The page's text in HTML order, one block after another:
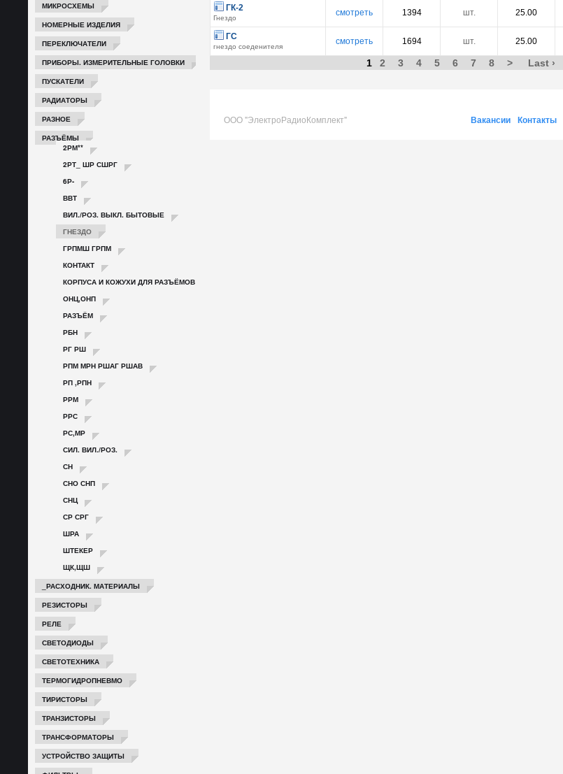
МИКРОСХЕМЫ
НОМЕРНЫЕ ИЗДЕЛИЯ
ПЕРЕКЛЮЧАТЕЛИ
ПРИБОРЫ. ИЗМЕРИТЕЛЬНЫЕ ГОЛОВКИ
ПУСКАТЕЛИ
РАДИАТОРЫ
РАЗНОЕ
РАЗЪЁМЫ
2РМ**
2РТ_ ШР СШРГ
6Р-
ВВТ
ВИЛ./РОЗ. ВЫКЛ. БЫТОВЫЕ
ГНЕЗДО
ГРПМШ ГРПМ
КОНТАКТ
КОРПУСА И КОЖУХИ ДЛЯ РАЗЪЁМОВ
ОНЦ,ОНП
РАЗЪЁМ
РБН
РГ РШ
РПМ МРН РШАГ РШАВ
РП ,РПН
РРМ
РРС
РС,МР
СИЛ. ВИЛ./РОЗ.
СН
СНО СНП
СНЦ
СР СРГ
ШРА
ШТЕКЕР
ЩК,ЩШ
_РАСХОДНИК. МАТЕРИАЛЫ
РЕЗИСТОРЫ
РЕЛЕ
СВЕТОДИОДЫ
СВЕТОТЕХНИКА
ТЕРМОГИДРОПНЕВМО
ТИРИСТОРЫ
ТРАНЗИСТОРЫ
ТРАНСФОРМАТОРЫ
УСТРОЙСТВО ЗАЩИТЫ
ГК-2
Гнездо
смотреть 1394 шт. 25.00
ГС
гнездо соеденителя
смотреть 1694 шт. 25.00
1 2 3 4 5 6 7 8 > Last ›
ООО "ЭлектроРадиоКомплект" Контакты
Вакансии